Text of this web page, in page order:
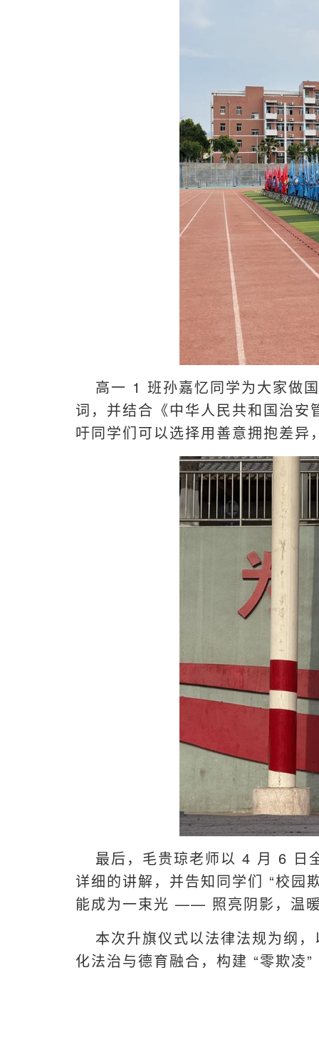
高一 1 班孙嘉忆同学为大家做
词，并结合《中华人民共和国治
吁同学们可以选择用善意拥抱差
最后，毛贵琼老师以 4 月 6 日
详细的讲解，并告知同学们 “校园
能成为一束光 —— 照亮阴影，温
本次升旗仪式以法律法规为纲
化法治与德育融合，构建 “零欺凌